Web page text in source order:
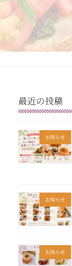
最近の投稿
お知らせ
お知らせ
お知らせ